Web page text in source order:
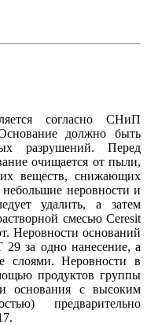
согласно СНиП
должно быть
разрушений. Перед
очищается от пыли,
веществ, снижающих
неровности и
удалить, а затем
смесью Ceresit
Неровности оснований
за одно нанесение, а
Неровности в
продуктов группы
основания с высоким
предварительно